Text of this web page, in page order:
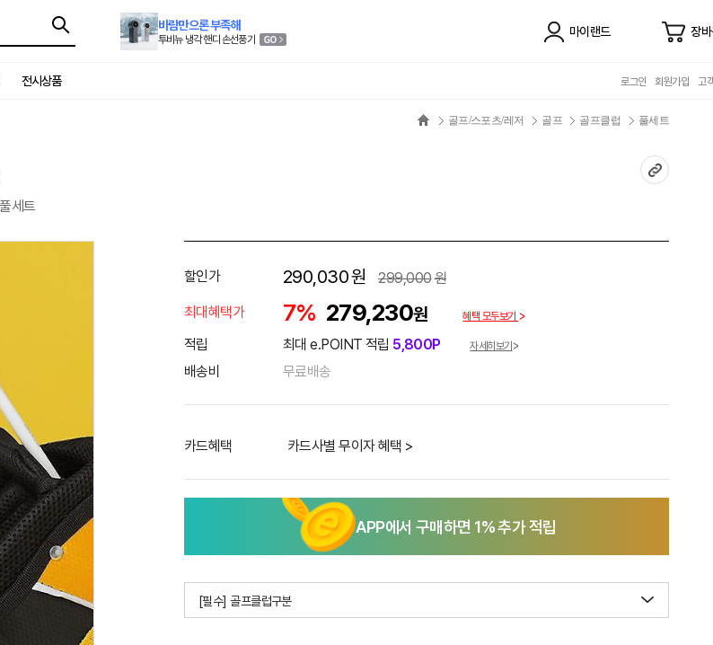
바람만으론 부족해
투비뉴 냉각 핸디 손선풍기
마이랜드 장
전시상품 로그인 회원가입 고
골프/스포츠/레저 골프 골프클럽 풀세트
세트
할인가 290,030원 299,000원
최대혜택가
7% 279,230원 혜택 모두보기
적립 최대 e.POINT 적립 5,800P 자세히보기
배송비 무료배송
카드혜택 카드사별 무이자 혜택 >
APP에서 구매하면 1% 추가 적립
[필수] 골프클럽구분